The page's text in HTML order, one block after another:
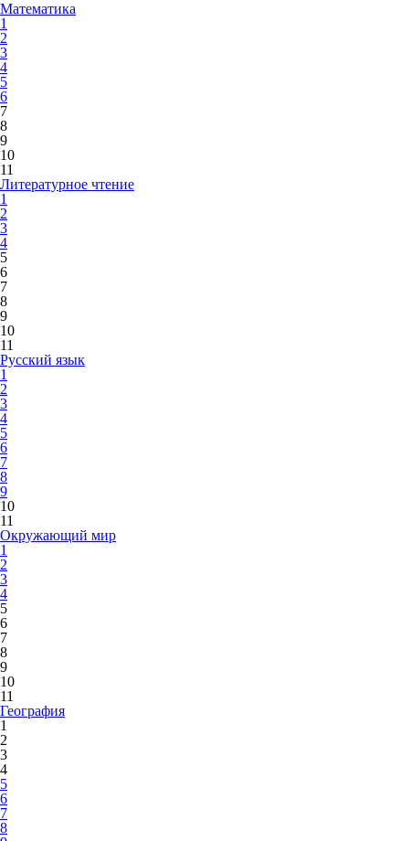
Математика
1
2
3
4
5
6
7
8
9
10
11
Литературное чтение
1
2
3
4
5
6
7
8
9
10
11
Русский язык
1
2
3
4
5
6
7
8
9
10
11
Окружающий мир
1
2
3
4
5
6
7
8
9
10
11
География
1
2
3
4
5
6
7
8